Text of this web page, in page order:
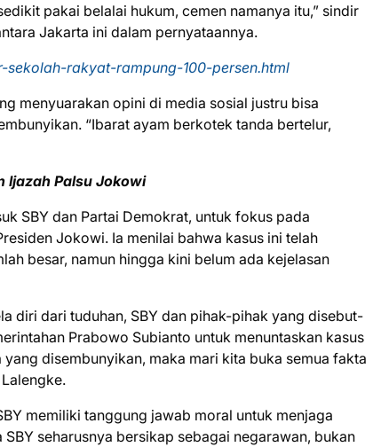
pakai belalai hukum, cemen namanya itu,” sindir
Jakarta ini dalam pernyataannya.
rakyat-rampung-100-persen.html
menyuarakan opini di media sosial justru bisa
“Ibarat ayam berkotek tanda bertelur,
Ijazah Palsu Jokowi
SBY dan Partai Demokrat, untuk fokus pada
Jokowi. Ia menilai bahwa kasus ini telah
besar, namun hingga kini belum ada kejelasan
diri dari tuduhan, SBY dan pihak-pihak yang disebut-
Prabowo Subianto untuk menuntaskan kasus
disembunyikan, maka mari kita buka semua fakta
memiliki tanggung jawab moral untuk menjaga
seharusnya bersikap sebagai negarawan, bukan